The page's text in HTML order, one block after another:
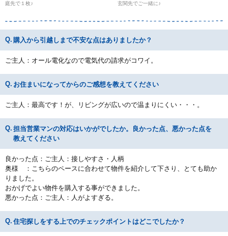
庭先で１枚♪ 玄関先でご一緒に♪
購入から引越しまで不安な点はありましたか？
ご主人：オール電化なので電気代の請求がコワイ。
お住まいになってからのご感想を教えてください
ご主人：最高です！が、リビングが広いので温まりにくい・・・。
担当営業マンの対応はいかがでしたか。良かった点、悪かった点を
教えてください
良かった点：ご主人：接しやすさ・人柄
奥様 ：こちらのペースに合わせて物件を紹介して下さり、とても助か
りました。
おかげでよい物件を購入する事ができました。
悪かった点：ご主人：人がよすぎる。
住宅探しをする上でのチェックポイントはどこでしたか？